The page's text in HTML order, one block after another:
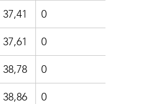
37,41 0
37,61 0
38,78 0
38,86 0